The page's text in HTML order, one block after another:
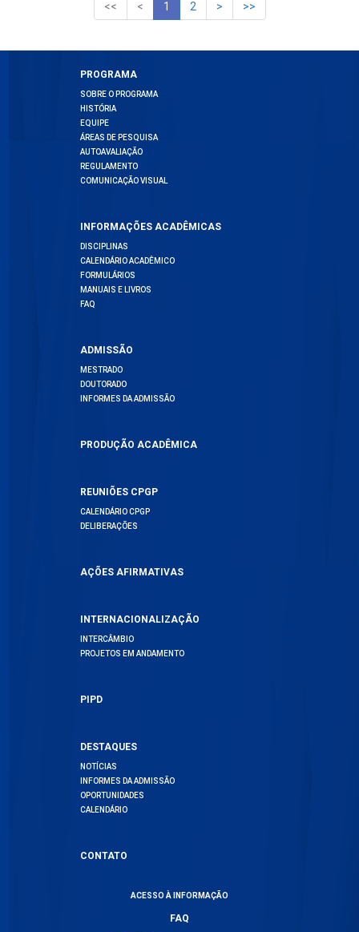
1 2
PROGRAMA
SOBRE O PROGRAMA
HISTÓRIA
EQUIPE
ÁREAS DE PESQUISA
AUTOAVALIAÇÃO
REGULAMENTO
COMUNICAÇÃO VISUAL
INFORMAÇÕES ACADÊMICAS
DISCIPLINAS
CALENDÁRIO ACADÊMICO
FORMULÁRIOS
MANUAIS E LIVROS
FAQ
ADMISSÃO
MESTRADO
DOUTORADO
INFORMES DA ADMISSÃO
PRODUÇÃO ACADÊMICA
REUNIÕES CPGP
CALENDÁRIO CPGP
DELIBERAÇÕES
AÇÕES AFIRMATIVAS
INTERNACIONALIZAÇÃO
INTERCÂMBIO
PROJETOS EM ANDAMENTO
PIPD
DESTAQUES
NOTÍCIAS
INFORMES DA ADMISSÃO
OPORTUNIDADES
CALENDÁRIO
CONTATO
ACESSO À INFORMAÇÃO
FAQ